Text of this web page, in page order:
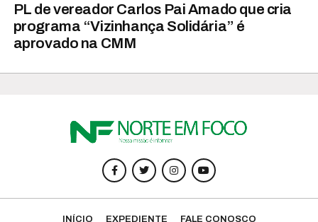
PL de vereador Carlos Pai Amado que cria
programa “Vizinhança Solidária” é
aprovado na CMM
INÍCIO EXPEDIENTE FALE CONOSCO